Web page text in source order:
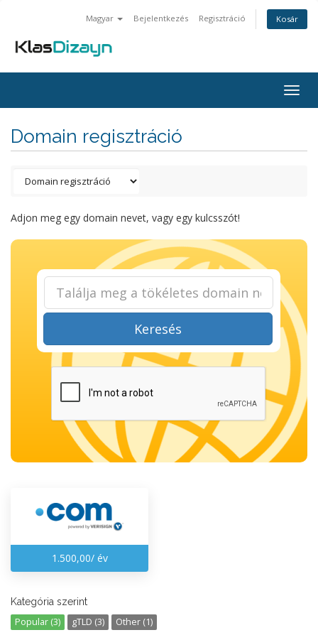
Magyar Bejelentkezés Regisztráció Kosár
Domain regisztráció
Adjon meg egy domain nevet, vagy egy kulcsszót!
Keresés
1.500,00/ év
Kategória szerint
Popular (3) gTLD (3) Other (1)